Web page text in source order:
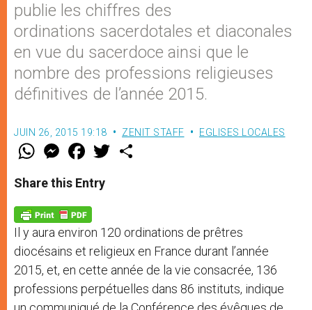
publie les chiffres des
ordinations sacerdotales et diaconales
en vue du sacerdoce ainsi que le
nombre des professions religieuses
définitives de l’année 2015.
JUIN 26, 2015 19:18 ZENIT STAFF EGLISES LOCALES
W
t
s
p
p
M
e
s
e
g
e
r
F
a
e
b
o
k
w
Share this Entry
Il y aura environ 120 ordinations de prêtres
diocésains et religieux en France durant l’année
2015, et, en cette année de la vie consacrée, 136
professions perpétuelles dans 86 instituts, indique